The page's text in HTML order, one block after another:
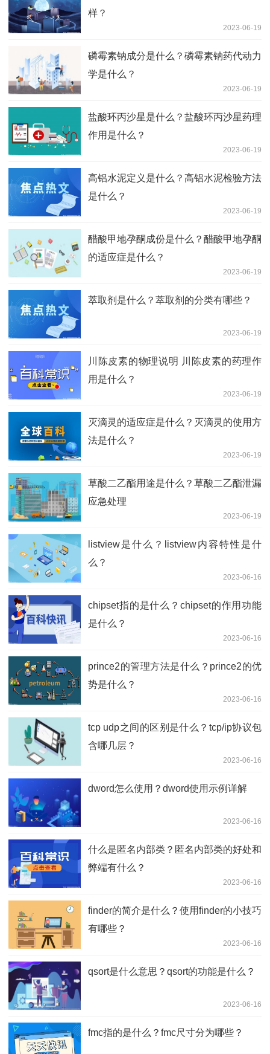
样？
2023-06-19
磷霉素钠成分是什么？磷霉素钠药代动力
学是什么？
2023-06-19
盐酸环丙沙星是什么？盐酸环丙沙星药理
作用是什么？
2023-06-19
高铝水泥定义是什么？高铝水泥检验方法
是什么？
2023-06-19
醋酸甲地孕酮成份是什么？醋酸甲地孕酮
的适应症是什么？
2023-06-19
萃取剂是什么？萃取剂的分类有哪些？
2023-06-19
川陈皮素的物理说明 川陈皮素的药理作
用是什么？
2023-06-19
灭滴灵的适应症是什么？灭滴灵的使用方
法是什么？
2023-06-19
草酸二乙酯用途是什么？草酸二乙酯泄漏
应急处理
2023-06-19
listview是什么？listview内容特性是什
么？
2023-06-16
chipset指的是什么？chipset的作用功能
是什么？
2023-06-16
prince2的管理方法是什么？prince2的优
势是什么？
2023-06-16
tcp udp之间的区别是什么？tcp/ip协议包
含哪几层？
2023-06-16
dword怎么使用？dword使用示例详解
2023-06-16
什么是匿名内部类？匿名内部类的好处和
弊端有什么？
2023-06-16
finder的简介是什么？使用finder的小技巧
有哪些？
2023-06-16
qsort是什么意思？qsort的功能是什么？
2023-06-16
fmc指的是什么？fmc尺寸分为哪些？